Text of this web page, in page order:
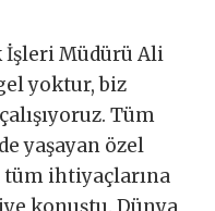
İşleri Müdürü Ali
yoktur, biz
Tüm
yaşayan özel
ihtiyaçlarına